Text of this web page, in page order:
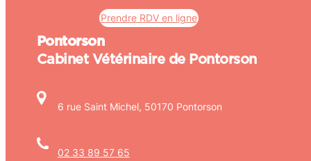
Prendre RDV en ligne
Pontorson
Cabinet Vétérinaire de Pontorson
6 rue Saint Michel, 50170 Pontorson
02 33 89 57 65